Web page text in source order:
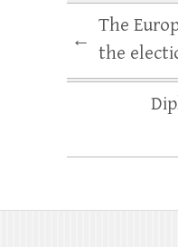
←
The
the